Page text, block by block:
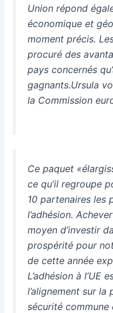
Union répond
économique et
moment précis.
procuré des
pays concernés
gagnants.Ursula
la Commission
Ce paquet
ce qu’il regroupe
10 partenaires les
l’adhésion.
moyen d’investir
prospérité pour
de cette année
L’adhésion à l’UE
l’alignement sur
sécurité commune